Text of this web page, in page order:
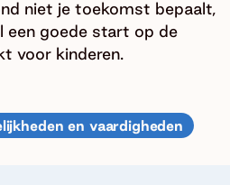
niet je toekomst bepaalt,
een goede start op de
voor kinderen.
en vaardigheden